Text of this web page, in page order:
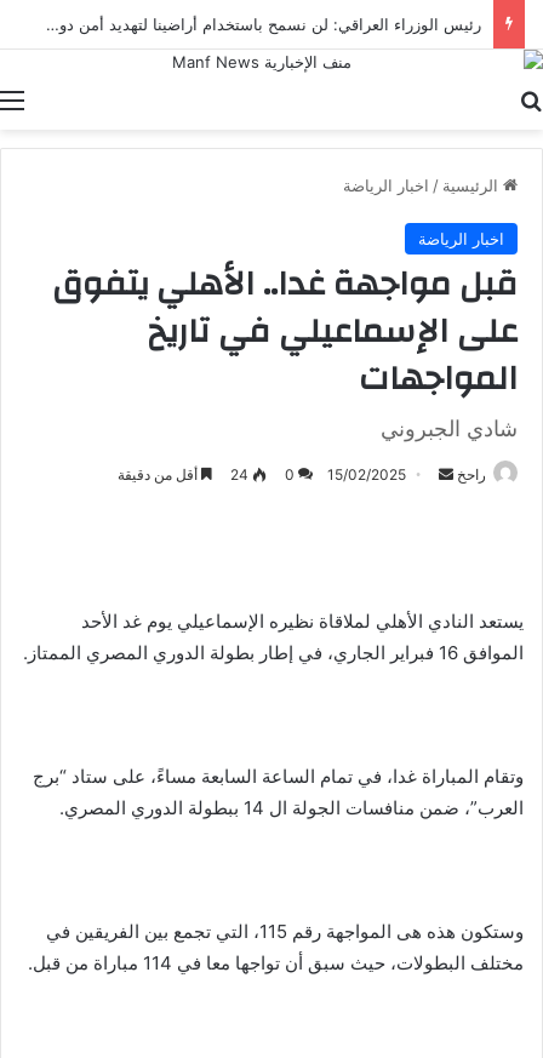
رئيس الوزراء العراقي: لن نسمح باستخدام أراضينا لتهديد أمن دول الجوار
الرئيسية / اخبار الرياضة
اخبار الرياضة
قبل مواجهة غدا.. الأهلي يتفوق
على الإسماعيلي في تاريخ
المواجهات
شادي الجبروني
راحخ
أرسل 15/02/2025
0
24 أقل من دقيقة
يستعد النادي الأهلي لملاقاة نظيره الإسماعيلي يوم غد الأحد
الموافق 16 فبراير الجاري، في إطار بطولة الدوري المصري الممتاز.
وتقام المباراة غدا، في تمام الساعة السابعة مساءً، على ستاد “برج
العرب”، ضمن منافسات الجولة ال 14 ببطولة الدوري المصري.
وستكون هذه هى المواجهة رقم 115، التي تجمع بين الفريقين في
مختلف البطولات، حيث سبق أن تواجها معا في 114 مباراة من قبل.